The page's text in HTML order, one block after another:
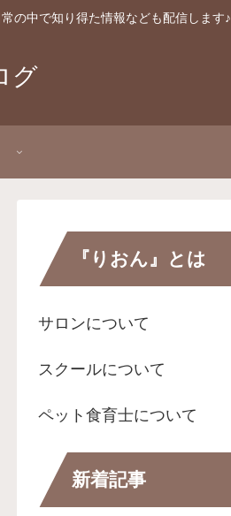
の中で知り得た情報なども配信します♪
グ
『りおん』とは
サロンについて
スクールについて
ペット食育士について
新着記事